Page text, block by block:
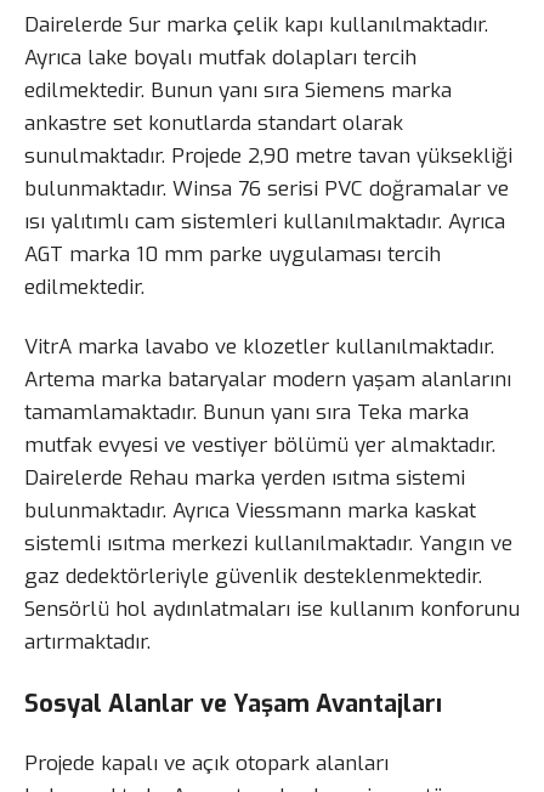
Dairelerde Sur marka çelik kapı kullanılmaktadır.
Ayrıca lake boyalı mutfak dolapları tercih
edilmektedir. Bunun yanı sıra Siemens marka
ankastre set konutlarda standart olarak
sunulmaktadır. Projede 2,90 metre tavan yüksekliği
bulunmaktadır. Winsa 76 serisi PVC doğramalar ve
ısı yalıtımlı cam sistemleri kullanılmaktadır. Ayrıca
AGT marka 10 mm parke uygulaması tercih
edilmektedir.
VitrA marka lavabo ve klozetler kullanılmaktadır.
Artema marka bataryalar modern yaşam alanlarını
tamamlamaktadır. Bunun yanı sıra Teka marka
mutfak evyesi ve vestiyer bölümü yer almaktadır.
Dairelerde Rehau marka yerden ısıtma sistemi
bulunmaktadır. Ayrıca Viessmann marka kaskat
sistemli ısıtma merkezi kullanılmaktadır. Yangın ve
gaz dedektörleriyle güvenlik desteklenmektedir.
Sensörlü hol aydınlatmaları ise kullanım konforunu
artırmaktadır.
Sosyal Alanlar ve Yaşam Avantajları
Projede kapalı ve açık otopark alanları